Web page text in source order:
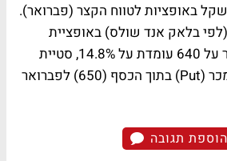
מיליון שקל באופציות לטווח הקצר (פברואר).
בלאק אנד שולס) באופציית
הרכש (Call) לפברואר על 640 עומדת על 14.8%, סטיית
התקן של אופציית המכר (Put) בתוך הכסף (650) לפברואר
הוספת תגובה